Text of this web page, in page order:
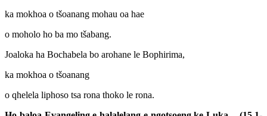
ka mokhoa o tšoanang mohau oa hae
o moholo ho ba mo tšabang.
Joaloka ha Bochabela bo arohane le Bophirima,
ka mokhoa o tšoanang
o qhelela liphoso tsa rona thoko le rona.